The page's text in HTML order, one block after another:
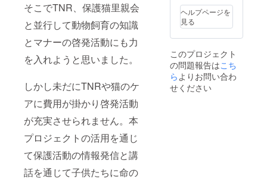
そこでTNR、保護猫里親会
と並行して動物飼育の知識
とマナーの啓発活動にも力
を入れようと思いました。
しかし未だにTNRや猫のケ
アに費用が掛かり啓発活動
が充実させられません。本
プロジェクトの活用を通じ
て保護活動の情報発信と講
話を通じて子供たちに命の
ラスト
はボラ
ンティ
ア、資
の場合
商用可
能で
す。
ヘルプページを
見る
このプロジェクト
の問題報告はこち
ら よりお問い合わ
せください